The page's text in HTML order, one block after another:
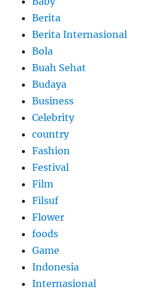
Berita
Berita Internasional
Bola
Buah Sehat
Budaya
Business
Celebrity
country
Fashion
Festival
Film
Filsuf
Flower
foods
Game
Indonesia
Internasional